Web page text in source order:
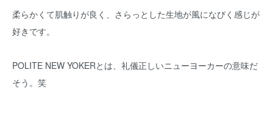
柔らかくて肌触りが良く、さらっとした生地が風になびく感じが
好きです。
POLITE NEW YOKERとは、礼儀正しいニューヨーカーの意味だ
そう。笑